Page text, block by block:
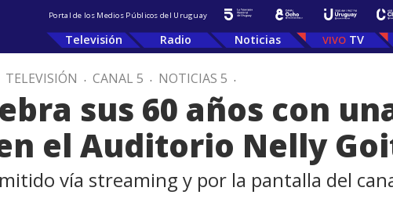
Portal de los Medios Públicos del Uruguay
Televisión Radio Noticias TV
TELEVISIÓN . CANAL 5 . NOTICIAS 5 .
sus 60 años con
el Auditorio Nelly
vía streaming y por la pantalla del